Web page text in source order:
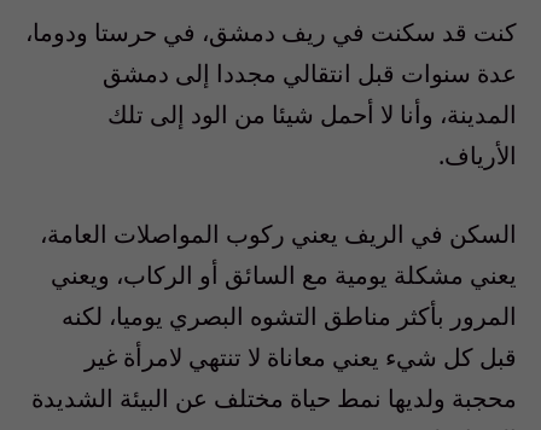
كنت قد سكنت في ريف دمشق، في حرستا ودوما،
عدة سنوات قبل انتقالي مجددا إلى دمشق
المدينة، وأنا لا أحمل شيئا من الود إلى تلك
الأرياف.
السكن في الريف يعني ركوب المواصلات العامة،
يعني مشكلة يومية مع السائق أو الركاب، ويعني
المرور بأكثر مناطق التشوه البصري يوميا، لكنه
قبل كل شيء يعني معاناة لا تنتهي لامرأة غير
محجبة ولديها نمط حياة مختلف عن البيئة الشديدة